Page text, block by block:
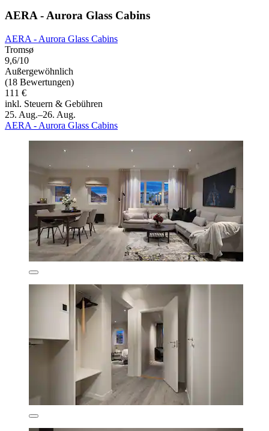
AERA - Aurora Glass Cabins
AERA - Aurora Glass Cabins
Tromsø
9,6/10
Außergewöhnlich
(18 Bewertungen)
111 €
inkl. Steuern & Gebühren
25. Aug.–26. Aug.
AERA - Aurora Glass Cabins